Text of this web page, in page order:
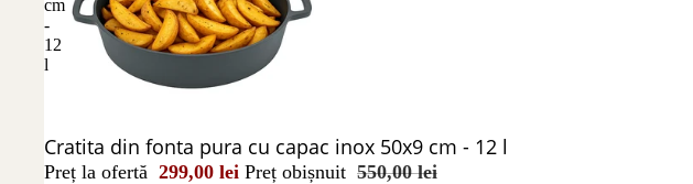
cm
-
12
l
Reducere 46%
Cratita din fonta pura cu capac inox 50x9 cm - 12 l
Preț la ofertă 299,00 lei Preț obișnuit 550,00 lei